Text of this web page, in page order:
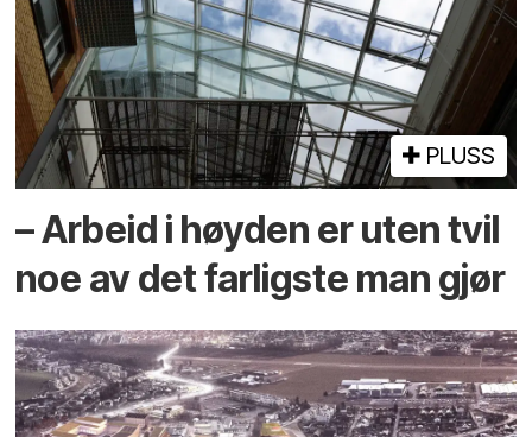
PLUSS
– Arbeid i høyden er uten tvil
noe av det farligste man gjør